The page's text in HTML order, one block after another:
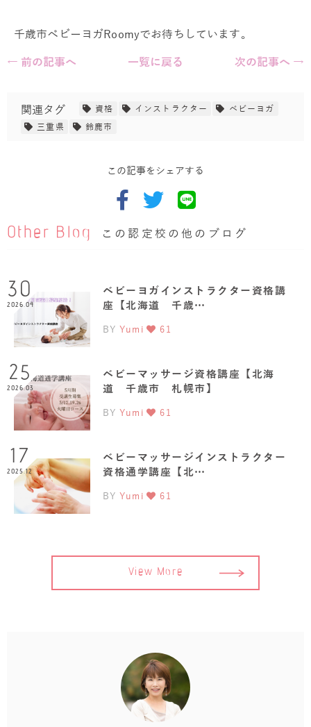
千歳市ベビーヨガRoomyでお待ちしています。
← 前の記事へ
一覧に戻る 次の記事へ →
関連タグ 資格 インストラクター
ベビーヨガ
三重県
鈴鹿市
この記事をシェアする
Other Blog この認定校の他のブログ
30
2026.04
ベビーヨガインストラクター資格講
座【北海道 千歳…
BY Yumi 61
25
2026.03
ベビーマッサージ資格講座【北海
道 千歳市 札幌市】
BY Yumi 61
17
2025.12
ベビーマッサージインストラクター
資格通学講座【北…
BY Yumi 61
View More